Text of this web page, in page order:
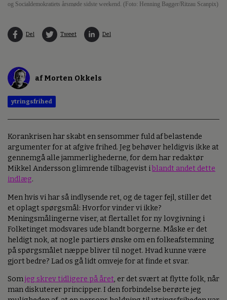
og Socialdemokratiets årsmøde sidste weekend. (Foto: Henning Bagger/Ritzau Scanpix)
Del Tweet Del
af Morten Okkels
ytringsfrihed
Korankrisen har skabt en sensommer fuld af belastende
argumenter for at afgive frihed. Jeg behøver heldigvis ikke at
gennemgå alle jammerlighederne, for dem har redaktør
Mikkel Andersson glimrende tilbagevist i blandt andet dette
indlæg.
Men hvis vi har så indlysende ret, og de tager fejl, stiller det
et oplagt spørgsmål: Hvorfor vinder vi ikke?
Meningsmålingerne viser, at flertallet for ny lovgivning i
Folketinget modsvares ude blandt borgerne. Måske er det
heldigt nok, at nogle partiers ønske om en folkeafstemning
på spørgsmålet næppe bliver til noget. Hvad kunne være
gjort bedre? Lad os gå lidt omveje for at finde et svar.
Somjeg skrev tidligere på året, er det svært at flytte folk, når
man diskuterer principper. I den forbindelse berørte jeg